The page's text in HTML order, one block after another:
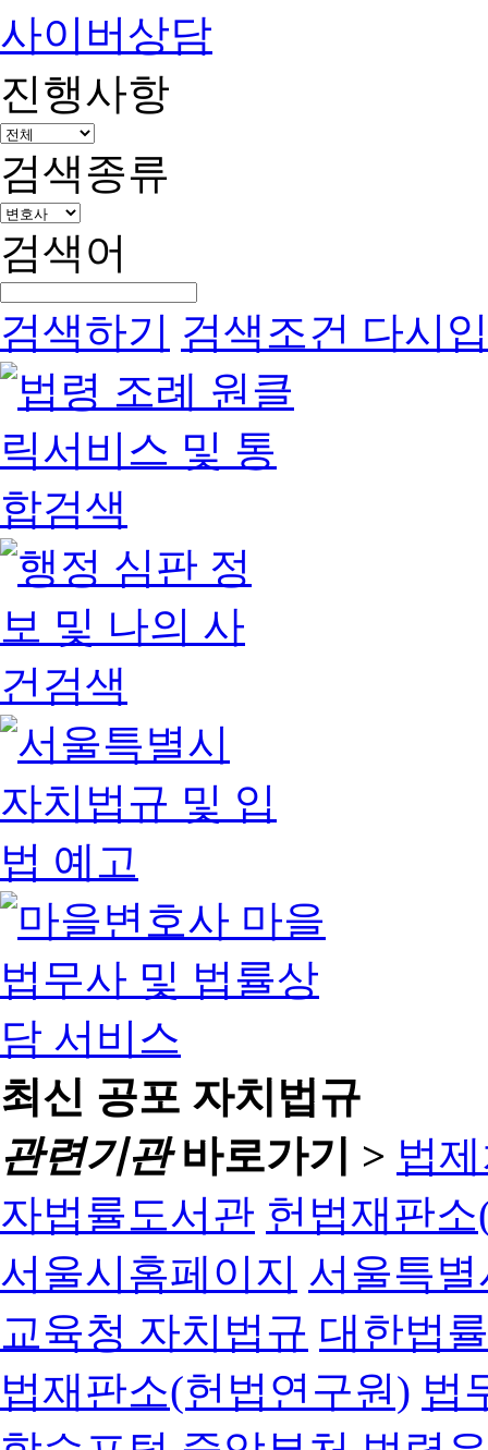
사이버상담
진행사항
검색종류
검색어
검색하기 검색조건 다시
최신 공포 자치법규
관련기관바로가기 > 법
자법률도서관 헌법재판
서울시홈페이지 서울특
교육청 자치법규 대한법
법재판소(헌법연구원) 법